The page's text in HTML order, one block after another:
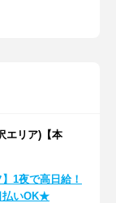
エリア)【本
1夜で高日給！
払いOK★